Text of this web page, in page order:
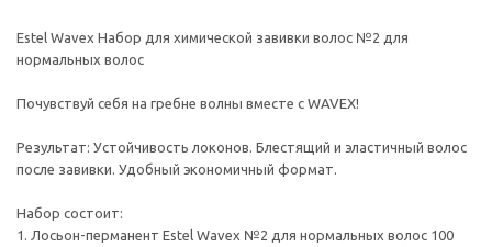
Estel Wavex Набор для химической завивки волос №2 для
нормальных волос
Почувствуй себя на гребне волны вместе с WAVEX!
Результат: Устойчивость локонов. Блестящий и эластичный волос
после завивки. Удобный экономичный формат.
Набор состоит:
1. Лосьон-перманент Estel Wavex №2 для нормальных волос 100